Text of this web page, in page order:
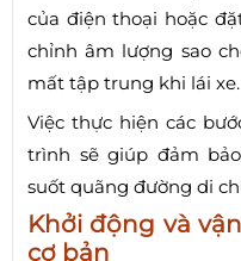
của điện thoại hoặc
chỉnh âm lượng sao
mất tập trung khi lái xe.
Việc thực hiện các
trình sẽ giúp đảm
suốt quãng đường di
Khởi động và
cơ bản